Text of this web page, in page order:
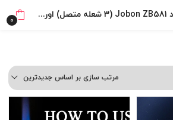
خرید قسطی با ترب‌پی فندک اتمی برند Jobon ZB581 (3 شعله متصل) اورجینال 0
مرتب سازی بر اساس جدیدترین